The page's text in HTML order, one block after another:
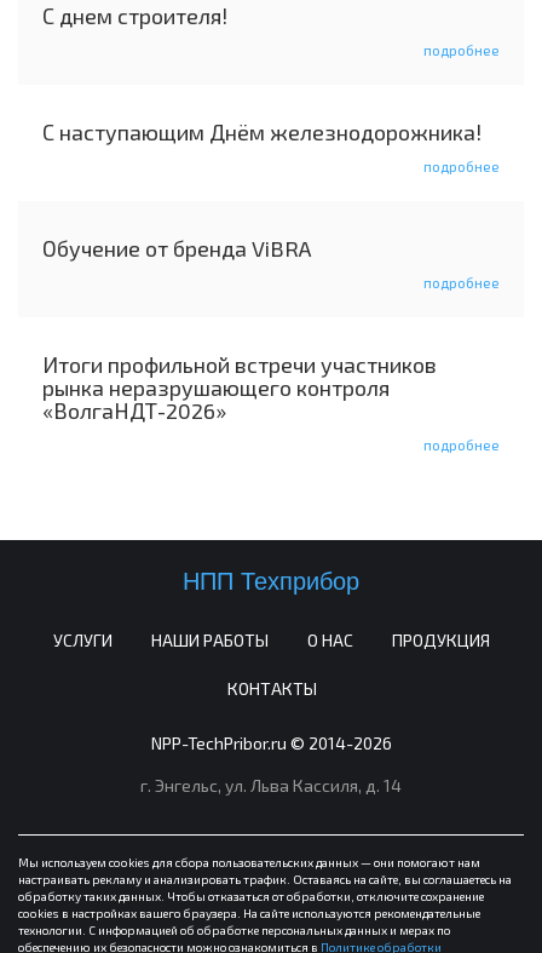
С днем строителя!
подробнее
С наступающим Днём железнодорожника!
подробнее
Обучение от бренда ViBRA
подробнее
Итоги профильной встречи участников
рынка неразрушающего контроля
«ВолгаНДТ-2026»
подробнее
НПП Техприбор
УСЛУГИ НАШИ РАБОТЫ О НАС ПРОДУКЦИЯ
КОНТАКТЫ
NPP-TechPribor.ru © 2014-2026
г. Энгельс, ул. Льва Кассиля, д. 14
Мы используем cookies для сбора пользовательских данных — они помогают нам
настраивать рекламу и анализировать трафик. Оставаясь на сайте, вы соглашаетесь на
обработку таких данных. Чтобы отказаться от обработки, отключите сохранение
cookies в настройках вашего браузера. На сайте используются рекомендательные
технологии. С информацией об обработке персональных данных и мерах по
обеспечению их безопасности можно ознакомиться в Политике обработки